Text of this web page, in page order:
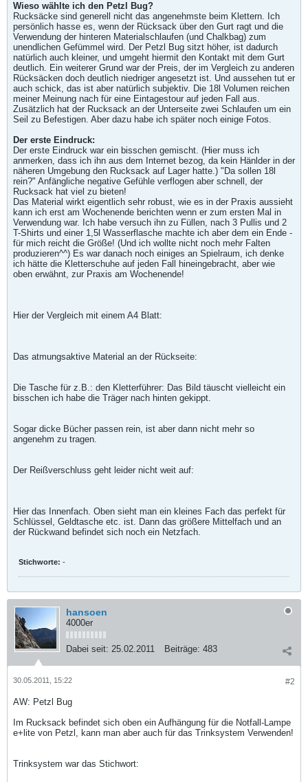
Wieso wählte ich den Petzl Bug?
Rucksäcke sind generell nicht das angenehmste beim Klettern. Ich
persönlich hasse es, wenn der Rücksack über den Gurt ragt und die
Verwendung der hinteren Materialschlaufen (und Chalkbag) zum
unendlichen Gefümmel wird. Der Petzl Bug sitzt höher, ist dadurch
natürlich auch kleiner, und umgeht hiermit den Kontakt mit dem Gurt
deutlich. Ein weiterer Grund war der Preis, der im Vergleich zu anderen
Rücksäcken doch deutlich niedriger angesetzt ist. Und aussehen tut er
auch schick, das ist aber natürlich subjektiv. Die 18l Volumen reichen
meiner Meinung nach für eine Eintagestour auf jeden Fall aus.
Zusätzlich hat der Rucksack an der Unterseite zwei Schlaufen um ein
Seil zu Befestigen. Aber dazu habe ich später noch einige Fotos.
Der erste Eindruck:
Der erste Eindruck war ein bisschen gemischt. (Hier muss ich
anmerken, dass ich ihn aus dem Internet bezog, da kein Hänlder in der
näheren Umgebung den Rucksack auf Lager hatte.) "Da sollen 18l
rein?" Anfängliche negative Gefühle verflogen aber schnell, der
Rucksack hat viel zu bieten!
Das Material wirkt eigentlich sehr robust, wie es in der Praxis aussieht
kann ich erst am Wochenende berichten wenn er zum ersten Mal in
Verwendung war. Ich habe versuch ihn zu Füllen, nach 3 Pullis und 2
T-Shirts und einer 1,5l Wasserflasche machte ich aber dem ein Ende -
für mich reicht die Größe! (Und ich wollte nicht noch mehr Falten
produzieren^^) Es war danach noch einiges an Spielraum, ich denke
ich hätte die Kletterschuhe auf jeden Fall hineingebracht, aber wie
oben erwähnt, zur Praxis am Wochenende!
Hier der Vergleich mit einem A4 Blatt:
Das atmungsaktive Material an der Rückseite:
Die Tasche für z.B.: den Kletterführer: Das Bild täuscht vielleicht ein
bisschen ich habe die Träger nach hinten gekippt.
Sogar dicke Bücher passen rein, ist aber dann nicht mehr so
angenehm zu tragen.
Der Reißverschluss geht leider nicht weit auf:
Hier das Innenfach. Oben sieht man ein kleines Fach das perfekt für
Schlüssel, Geldtasche etc. ist. Dann das größere Mittelfach und an
der Rückwand befindet sich noch ein Netzfach.
Stichworte: -
hansoen
4000er
Dabei seit: 25.02.2011 Beiträge: 483
#2
30.05.2011, 15:22
AW: Petzl Bug
Im Rucksack befindet sich oben ein Aufhängung für die Notfall-Lampe
e+lite von Petzl, kann man aber auch für das Trinksystem Verwenden!
Trinksystem war das Stichwort: